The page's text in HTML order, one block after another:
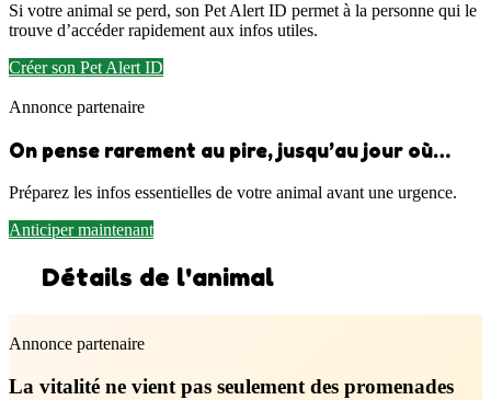
Si votre animal se perd, son Pet Alert ID permet à la personne qui le
trouve d’accéder rapidement aux infos utiles.
Créer son Pet Alert ID
Annonce partenaire
On pense rarement au pire, jusqu’au jour où…
Préparez les infos essentielles de votre animal avant une urgence.
Anticiper maintenant
Détails de l'animal
Annonce partenaire
La vitalité ne vient pas seulement des promenades